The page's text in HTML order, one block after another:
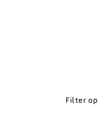
Filter op